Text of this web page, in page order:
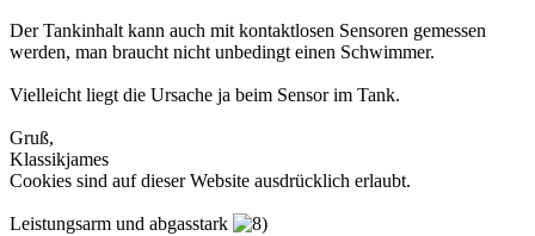
Der Tankinhalt kann auch mit kontaktlosen Sensoren gemessen
werden, man braucht nicht unbedingt einen Schwimmer.
Vielleicht liegt die Ursache ja beim Sensor im Tank.
Gruß,
Klassikjames
Cookies sind auf dieser Website ausdrücklich erlaubt.
Leistungsarm und abgasstark